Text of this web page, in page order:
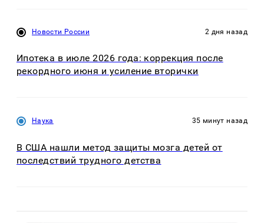
Новости России 2 дня назад
Ипотека в июле 2026 года: коррекция после
рекордного июня и усиление вторички
Наука 35 минут назад
В США нашли метод защиты мозга детей от
последствий трудного детства